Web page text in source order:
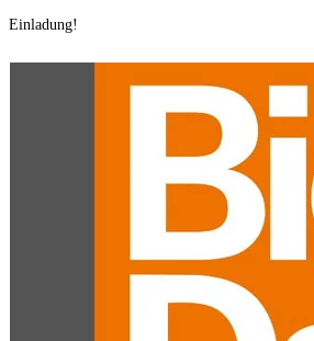
Einladung!